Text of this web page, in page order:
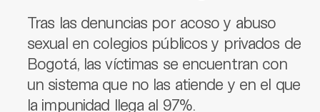
Tras las denuncias por acoso y abuso
sexual en colegios públicos y privados de
Bogotá, las víctimas se encuentran con
un sistema que no las atiende y en el que
la impunidad llega al 97%.